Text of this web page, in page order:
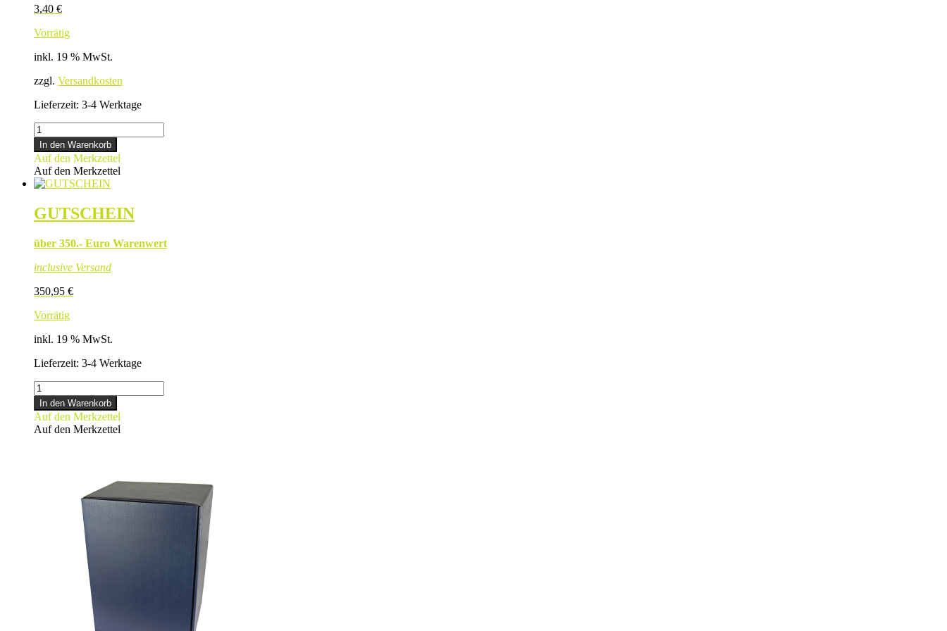
3,40 €
Vorrätig
inkl. 19 % MwSt.
zzgl. Versandkosten
Lieferzeit: 3-4 Werktage
2ER
KARTON
Menge
In den Warenkorb
Auf den Merkzettel
Auf den Merkzettel
GUTSCHEIN
über 350.- Euro Warenwert
inclusive Versand
350,95 €
Vorrätig
inkl. 19 % MwSt.
Lieferzeit: 3-4 Werktage
GUTSCHEIN
Menge
In den Warenkorb
Auf den Merkzettel
Auf den Merkzettel